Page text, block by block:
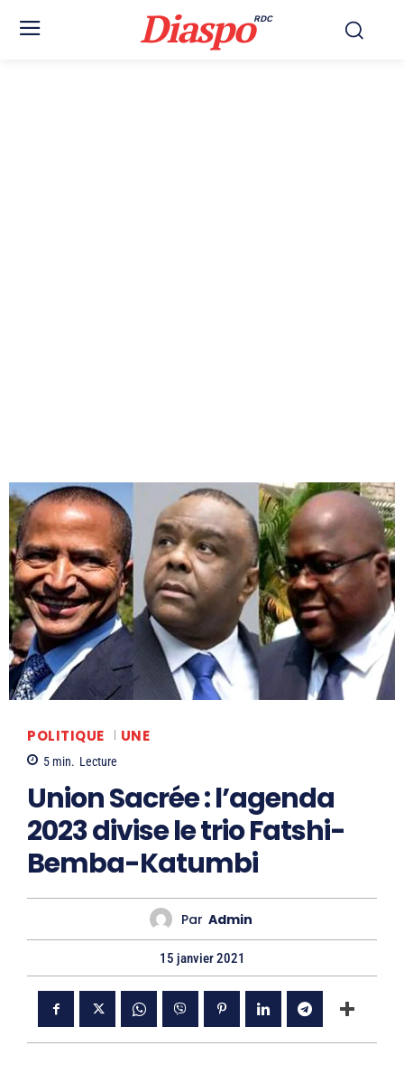
DiaspoRDC
POLITIQUE UNE
5 min. Lecture
Union Sacrée : l’agenda
2023 divise le trio Fatshi-
Bemba-Katumbi
Par Admin
15 janvier 2021